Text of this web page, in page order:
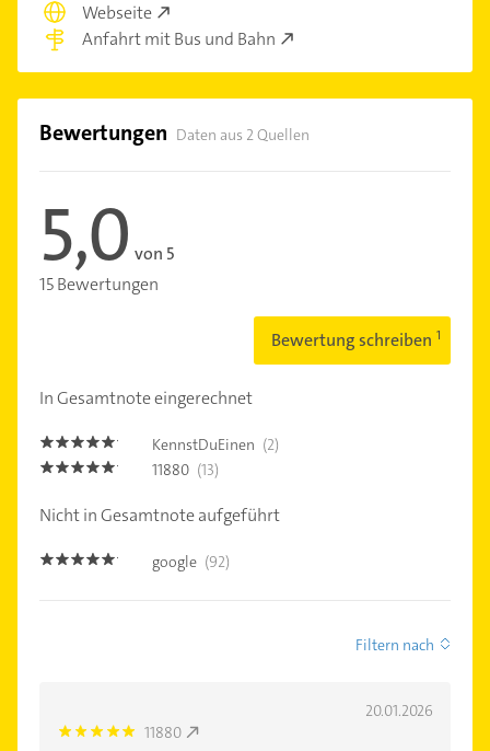
Webseite
Anfahrt mit Bus und Bahn
Bewertungen Daten aus 2 Quellen
5,0 von 5
15 Bewertungen
Bewertung schreiben
In Gesamtnote eingerechnet
5.0 KennstDuEinen (2)
5.0 11880 (13)
Nicht in Gesamtnote aufgeführt
5.0 google (92)
Filtern nach
20.01.2026
5.0 11880